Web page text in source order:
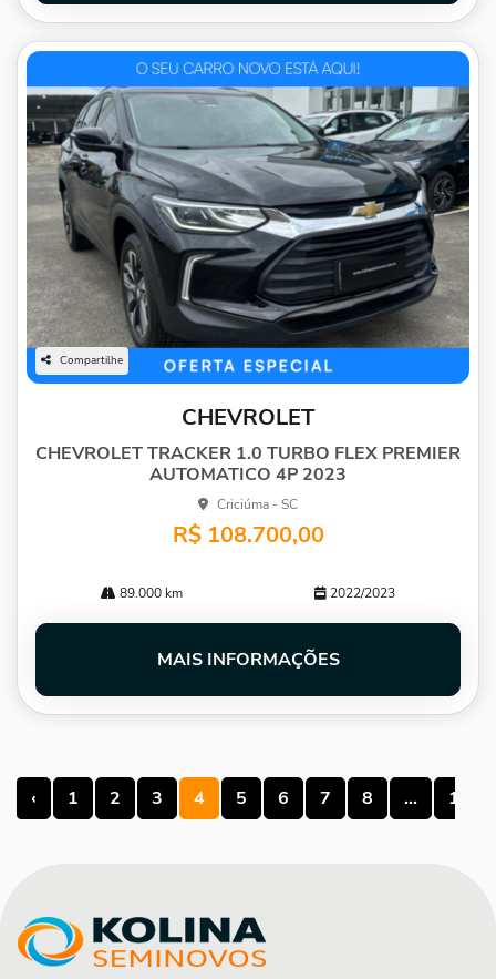
Compartilhe
CHEVROLET
CHEVROLET TRACKER 1.0 TURBO FLEX PREMIER
AUTOMATICO 4P 2023
Criciúma - SC
R$ 108.700,00
89.000 km 2022/2023
MAIS INFORMAÇÕES
‹ 1 2 3 4 5 6 7 8 ... 13